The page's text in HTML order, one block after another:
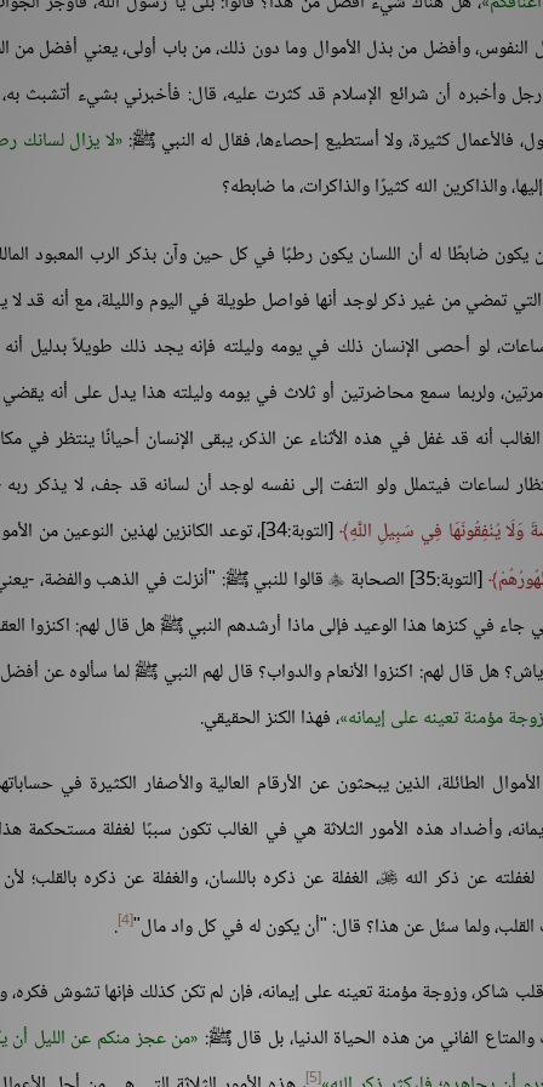
وأفضل من بذل الأموال وما دون ذلك، من باب أولى، يعني أفضل من
وأخبره أن شرائع الإسلام قد كثرت عليه، قال: فأخبرني بشيء أتشبث
فالأعمال كثيرة، ولا أستطيع إحصاءها، فقال له النبي ﷺ: لا يزال لسانك
والذاكرين الله كثيرًا والذاكرات، ما ضابطه؟
يكون ضابطًا له أن اللسان يكون رطبًا في كل حين وآن بذكر الرب المعبود
التي تمضي من غير ذكر لوجد أنها فواصل طويلة في اليوم والليلة، مع أنه قد
لو أحصى الإنسان ذلك في يومه وليلته فإنه يجد ذلك طويلاً بدليل
ولربما سمع محاضرتين أو ثلاث في يومه وليلته هذا يدل على أنه يقضي
أنه قد غفل في هذه الأثناء عن الذكر، يبقى الإنسان أحيانًا ينتظر في
لساعات فيتملل ولو التفت إلى نفسه لوجد أن لسانه قد جف، لا يذكر ربه
وَلَا يُنْفِقُونَهَا فِي سَبِيلِ اللَّهِ
[التوبة:34]، توعد الكانزين لهذين النوعين من
[التوبة:35] الصحابة  قالوا للنبي ﷺ: "أنزلت في الذهب والفضة، -
جاء في كنزها هذا الوعيد فإلى ماذا أرشدهم النبي ﷺ هل قال لهم: اكنزوا
هل قال لهم: اكنزوا الأنعام والدواب؟ قال لهم النبي ﷺ لما سألوه عن
مؤمنة تعينه على إيمانه ، فهذا الكنز الحقيقي.
الطائلة، الذين يبحثون عن الأرقام العالية والأصفار الكثيرة في
وأضداد هذه الأمور الثلاثة هي في الغالب تكون سببًا لغفلة مستحكمة
عن ذكر الله، الغفلة عن ذكره باللسان، والغفلة عن ذكره بالقلب؛
القلب، ولما سئل عن هذا؟ قال: "أن يكون له في كل واد مال"[4]
.
شاكر، وزوجة مؤمنة تعينه على إيمانه، فإن لم تكن كذلك فإنها تشوش
الفاني من هذه الحياة الدنيا، بل قال ﷺ: من عجز منكم عن الليل أن
[5]